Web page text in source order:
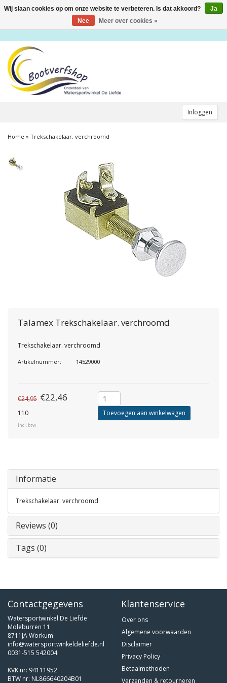
Inloggen
Toggle
Home » Trekschakelaar. verchroomd
Talamex Trekschakelaar. verchroomd
Trekschakelaar. verchroomd
Artikelnummer: 14529000
€24,95 €22,46
110
Incl. btw
Toevoegen aan winkelwagen
Informatie
Trekschakelaar. verchroomd
Reviews (0)
Tags (0)
Contactgegevens
Watersportwinkel De Liefde
Moleburren 11
8711JA Workum
info@watersportwinkeldeliefde.nl
0031-515 542004
KVK nr: 94111952
BTW nr: NL866640204B01
Klantenservice
Over ons
Algemene voorwaarden
Disclaimer
Privacy Policy
Betaalmethoden
Verzenden & retourneren
Wij slaan cookies op om onze website te verbeteren. Is dat akkoord?
Ja
Nee
Meer over cookies »